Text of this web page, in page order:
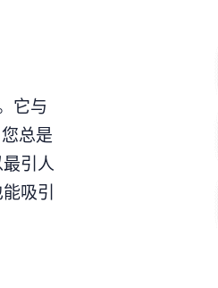
它与
总是
引人
吸引